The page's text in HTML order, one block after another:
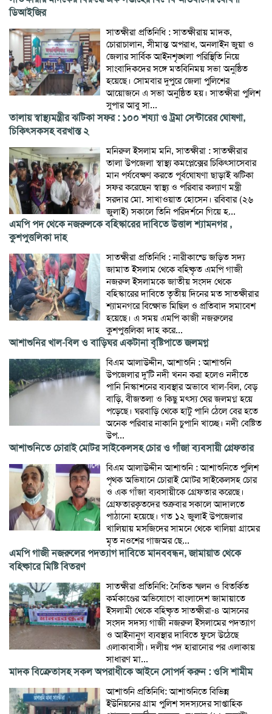
ডিআইজির
সাতক্ষীরা প্রতিনিধি : সাতক্ষীরায় মাদক,
চোরাচালান, সীমান্ত অপরাধ, অনলাইন জুয়া ও
জেলার সার্বিক আইনশৃঙ্খলা পরিস্থিতি নিয়ে
সাংবাদিকদের সঙ্গে মতবিনিময় সভা অনুষ্ঠিত
হয়েছে। সোমবার দুপুরে জেলা পুলিশের
আয়োজনে এ সভা অনুষ্ঠিত হয়। সাতক্ষীরা পুলিশ
সুপার আবু সা...
তালায় স্বাস্থ্যমন্ত্রীর ঝটিকা সফর : ১০০ শয্যা ও ট্রমা সেন্টারের ঘোষণা,
চিকিৎসকসহ বরখাস্ত ২
মনিরুল ইসলাম মনি, সাতক্ষীরা : সাতক্ষীরার
তালা উপজেলা স্বাস্থ্য কমপ্লেক্সের চিকিৎসাসেবার
মান পর্যবেক্ষণ করতে পূর্বঘোষণা ছাড়াই ঝটিকা
সফর করেছেন স্বাস্থ্য ও পরিবার কল্যাণ মন্ত্রী
সরদার মো. সাখাওয়াত হোসেন। রবিবার (২৬
জুলাই) সকালে তিনি পরিদর্শনে গিয়ে হ...
এমপি পদ থেকে নজরুলকে বহিস্কারের দাবিতে উত্তাল শ্যামনগর ,
কুশপুত্তলিকা দাহ
সাতক্ষীরা প্রতিনিধি : নারীকান্ডে জড়িত সদ্য
জামাত ইসলাম থেকে বহিষ্কৃত এমপি গাজী
নজরুল ইসলামকে জাতীয় সংসদ থেকে
বহিস্কারের দাবিতে তৃতীয় দিনের মত সাতক্ষীরার
শ্যামনগরে বিক্ষোভ মিছিল ও প্রতিবাদ সমাবেশ
হয়েছে। এ সময় এমপি কাজী নজরুলের
কুশপুত্তলিকা দাহ করে...
আশাশুনির খাল-বিল ও বাড়িঘর একটানা বৃষ্টিপাতে জলমগ্ন
বিএম আলাউদ্দীন, আশাশুনি : আশাশুনি
উপজেলার দু'টি নদী খনন করা হলেও নদীতে
পানি নিস্কাশনের ব্যবস্থার অভাবে খাল-বিল, বেড়
বাড়ি, বীজতলা ও কিছু মৎস্য ঘের জলমগ্ন হয়ে
পড়েছে। ঘরবাড়ি থেকে হাটু পানি ঠেলে বের হতে
অনেক পরিবার নাকানি চুপানি খাচ্ছে। নদী বেষ্টিত
উপ...
আশাশুনিতে চোরাই মোটর সাইকেলসহ চোর ও গাঁজা ব্যবসায়ী গ্রেফতার
বিএম আলাউদ্দীন আশাশুনি : আশাশুনিতে পুলিশ
পৃথক অভিযানে চোরাই মোটর সাইকেলসহ চোর
ও এক গাঁজা ব্যবসায়ীকে গ্রেফতার করেছে।
গ্রেফতারকৃতদের শুক্রবার সকালে আদালতে
পাঠানো হয়েছে। গত ১২ জুলাই উপজেলার
খালিয়ায় মসজিদের সামনে থেকে খালিয়া গ্রামের
মৃত নওশের গাজঅর ছে...
এমপি গাজী নজরুলের পদত্যাগ দাবিতে মানববন্ধন, জামায়াত থেকে
বহিষ্কারে মিষ্টি বিতরণ
​সাতক্ষীরা প্রতিনিধি: নৈতিক স্খলন ও বিতর্কিত
কর্মকাণ্ডের অভিযোগে বাংলাদেশ জামায়াতে
ইসলামী থেকে বহিষ্কৃত সাতক্ষীরা-৪ আসনের
সংসদ সদস্য গাজী নজরুল ইসলামের পদত্যাগ
ও আইনানুগ ব্যবস্থার দাবিতে ফুসে উঠেছে
এলাকাবাসী। দলীয় পদ হারানোর পর এলাকায়
সাধারণ মা...
মাদক বিক্রেতাসহ সকল অপরাধীকে আইনে সোপর্দ করুন : ওসি শামীম
আশাশুনি প্রতিনিধি: আশাশুনিতে বিভিন্ন
ইউনিয়নের গ্রাম পুলিশ সদস্যদের সাপ্তাহিক